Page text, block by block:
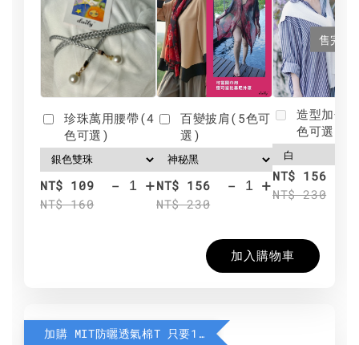
珍珠萬用腰帶(4
色可選)
NT$ 109
NT$ 160
- +
百變披肩(5色可
選)
NT$ 156
NT$ 230
- +
售完
造型加分
色可選)
NT$ 156
NT$ 230
加入購物車
加購 MIT防曬透氣棉T 只要190元